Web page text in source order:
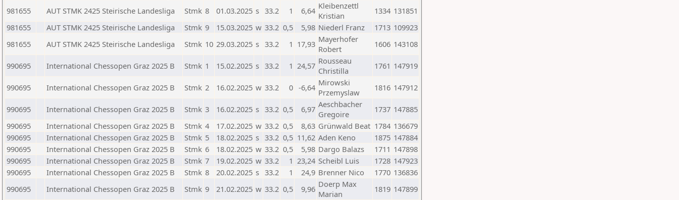
981655
AUT STMK 2425 Steirische Landesliga Stmk 8 01.03.2025 s 33.2 1 6,64 Kleibenzettl
Kristian
1334 131851
981655
AUT STMK 2425 Steirische Landesliga Stmk 9 15.03.2025 w 33.2 0,5 5,98 Niederl Franz 1713 109923
981655
AUT STMK 2425 Steirische Landesliga Stmk 10 29.03.2025 s 33.2 1 17,93 Mayerhofer
Robert
1606 143108
990695 International Chessopen Graz 2025 B Stmk 1 15.02.2025 s 33.2 1 24,57 Rousseau
Christilla
1761 147919
990695 International Chessopen Graz 2025 B Stmk 2 16.02.2025 w 33.2 0 -6,64 Mirowski
Przemyslaw
1816 147912
990695 International Chessopen Graz 2025 B Stmk 3 16.02.2025 s 33.2 0,5 6,97 Aeschbacher
Gregoire
1737 147885
990695
International Chessopen Graz 2025 B Stmk 4 17.02.2025 w 33.2 0,5 8,63 Grünwald Beat 1784 136679
990695
International Chessopen Graz 2025 B Stmk 5 18.02.2025 s 33.2 0,5 11,62 Aden Keno 1875 147884
990695
International Chessopen Graz 2025 B Stmk 6 18.02.2025 w 33.2 0,5 5,98 Dargo Balazs 1711 147898
990695
International Chessopen Graz 2025 B Stmk 7 19.02.2025 w 33.2 1 23,24 Scheibl Luis 1728 147923
990695
International Chessopen Graz 2025 B Stmk 8 20.02.2025 s 33.2 1 24,9 Brenner Nico 1770 136836
990695
International Chessopen Graz 2025 B Stmk 9 21.02.2025 w 33.2 0,5 9,96 Doerp Max
Marian
1819 147899